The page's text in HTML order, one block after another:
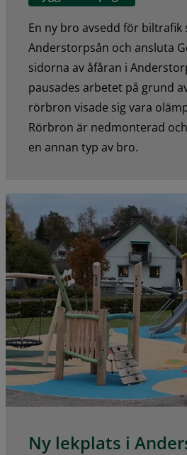
En ny bro avsedd för biltrafik
Anderstorpsån och ansluta
sidorna av åfåran i
pausades arbetet på grund
rörbron visade sig vara
Rörbron är nedmonterad
en annan typ av bro.
Ny lekplats i